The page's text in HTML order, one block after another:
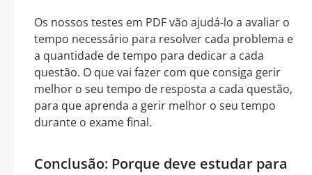
Os nossos testes em PDF vão ajudá-lo a avaliar o
tempo necessário para resolver cada problema e
a quantidade de tempo para dedicar a cada
questão. O que vai fazer com que consiga gerir
melhor o seu tempo de resposta a cada questão,
para que aprenda a gerir melhor o seu tempo
durante o exame final.
Conclusão: Porque deve estudar para